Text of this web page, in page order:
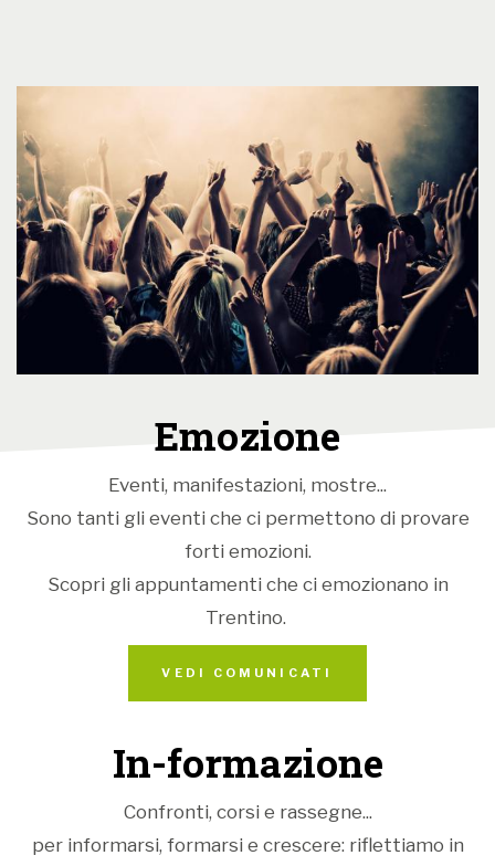
degli ultimi, si può ritrovare l’intima essenza
Nello spettacolo, il racconto si svolge, quasi
interamente, all’interno di un locale notturno a metà
degli anni ‘80, in un susseguirsi di eventi straordinari,
il cui collante stilistico è la musica. Quattro attori
sempre in scena e un musicista si alterneranno nella
narrazione degli eventi tra canzoni originali e
dialoghi, come una decadente jam session senza
una cantante misteriosa introduce la favola di
Andreas, come una moderna profetessa di morte,
dipanando le scene del racconto, assieme a
personaggi ambigui e violenti che agiranno sul
protagonista. Questi, si riveleranno facce e crudeli
espedienti di un disegno più alto, dove il sacrificio di
per l’intera umanità.
Emozione
Eventi, manifestazioni, mostre...
Sono tanti gli eventi che ci permettono di provare
forti emozioni.
Scopri gli appuntamenti che ci emozionano in
Trentino.
VEDI COMUNICATI
In-formazione
Confronti, corsi e rassegne...
per informarsi, formarsi e crescere: riflettiamo in